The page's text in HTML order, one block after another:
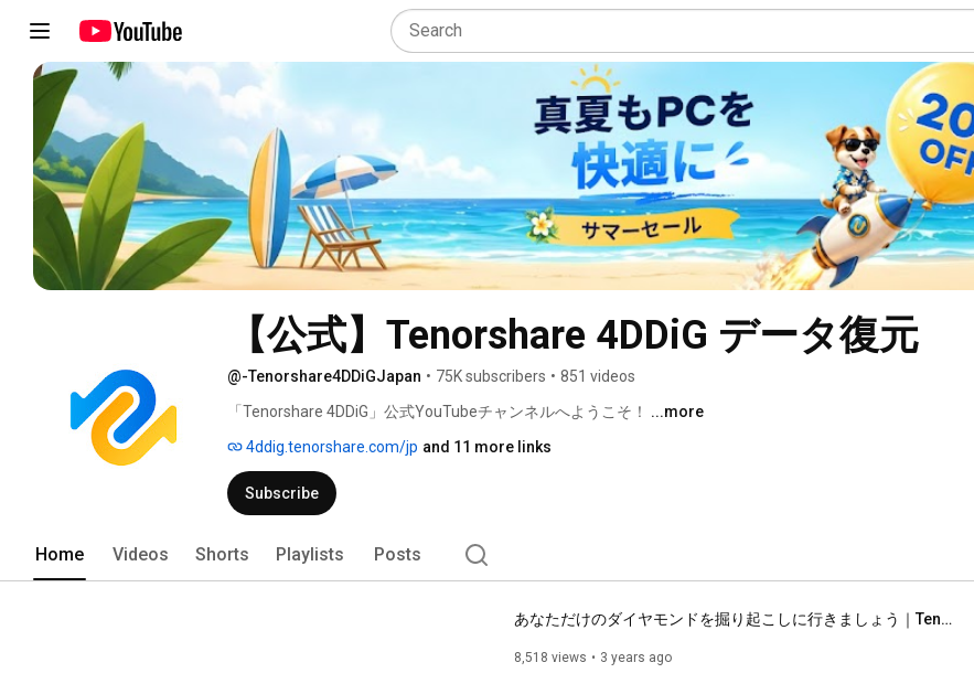
【公式】Tenorshare 4DDiG データ復元
@-Tenorshare4DDiGJapan • 75K subscribers • 851 videos
「Tenorshare 4DDiG」公式YouTubeチャンネルへようこそ！ ...more
4ddig.tenorshare.com/jp and 11 more links
Subscribe
Home Videos Shorts Playlists Posts
あなただけのダイヤモンドを掘り起こしに行きましょう｜Tenorshare 4DDiG
8,518 views 3 years ago